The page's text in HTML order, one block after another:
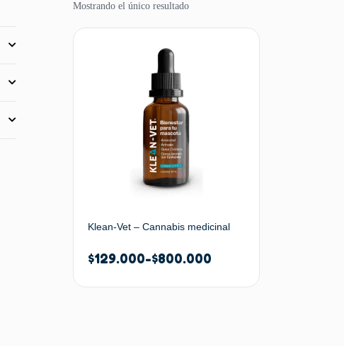
Mostrando el único resultado
Klean-Vet – Cannabis medicinal
$129.000-$800.000